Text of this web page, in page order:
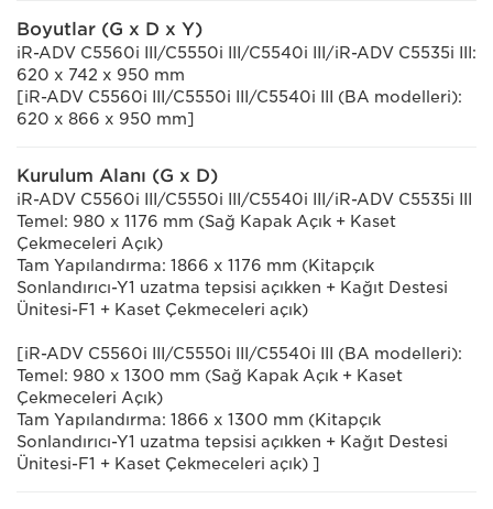
Boyutlar (G x D x Y)
iR-ADV C5560i III/C5550i III/C5540i III/iR-ADV C5535i III:
620 x 742 x 950 mm
[iR-ADV C5560i III/C5550i III/C5540i III (BA modelleri):
620 x 866 x 950 mm]
Kurulum Alanı (G x D)
iR-ADV C5560i III/C5550i III/C5540i III/iR-ADV C5535i III
Temel: 980 x 1176 mm (Sağ Kapak Açık + Kaset
Çekmeceleri Açık)
Tam Yapılandırma: 1866 x 1176 mm (Kitapçık
Sonlandırıcı-Y1 uzatma tepsisi açıkken + Kağıt Destesi
Ünitesi-F1 + Kaset Çekmeceleri açık)
[iR-ADV C5560i III/C5550i III/C5540i III (BA modelleri):
Temel: 980 x 1300 mm (Sağ Kapak Açık + Kaset
Çekmeceleri Açık)
Tam Yapılandırma: 1866 x 1300 mm (Kitapçık
Sonlandırıcı-Y1 uzatma tepsisi açıkken + Kağıt Destesi
Ünitesi-F1 + Kaset Çekmeceleri açık) ]